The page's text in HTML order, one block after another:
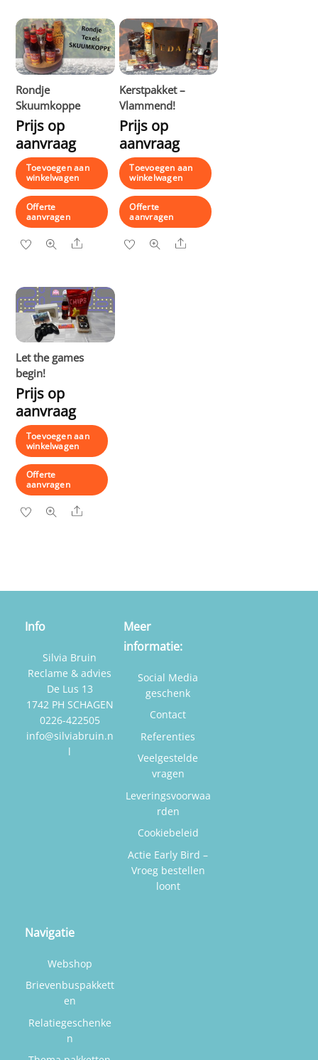
Rondje
Skuumkoppe
Prijs op
aanvraag
Toevoegen aan
winkelwagen
Offerte
aanvragen
Share
Kerstpakket –
Vlammend!
Prijs op
aanvraag
Toevoegen aan
winkelwagen
Offerte
aanvragen
Share
Let the games
begin!
Prijs op
aanvraag
Toevoegen aan
winkelwagen
Offerte
aanvragen
Share
Info
Silvia Bruin
Reclame & advies
De Lus 13
1742 PH SCHAGEN
0226-422505
info@silviabruin.n
l
Meer
informatie:
Social Media
geschenk
Contact
Referenties
Veelgestelde
vragen
Leveringsvoorwaa
rden
Cookiebeleid
Actie Early Bird –
Vroeg bestellen
loont
Navigatie
Webshop
Brievenbuspakkett
en
Relatiegeschenke
n